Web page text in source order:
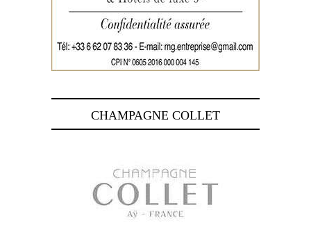
CHAMPAGNE COLLET